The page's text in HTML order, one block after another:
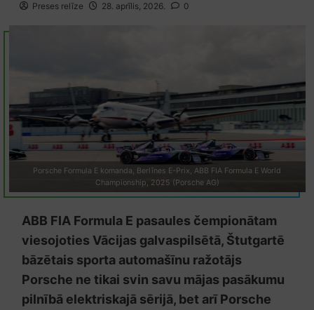
Preses relīze 28. aprīlis, 2026. 0
Porsche Formula E komanda, Berlīnes E-Prix, ABB FIA Formula E World
Championship, 2025 (Porsche AG)
ABB FIA Formula E pasaules čempionātam
viesojoties Vācijas galvaspilsētā, Štutgartē
bāzētais sporta automašīnu ražotājs
Porsche ne tikai svin savu mājas pasākumu
pilnībā elektriskajā sērijā, bet arī Porsche